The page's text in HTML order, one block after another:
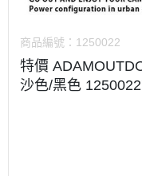
商品編號： 1250022
特價
沙色/黑色